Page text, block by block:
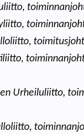
Urheiluliitto,